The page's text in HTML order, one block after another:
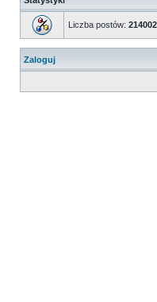
Liczba postów:
Zaloguj